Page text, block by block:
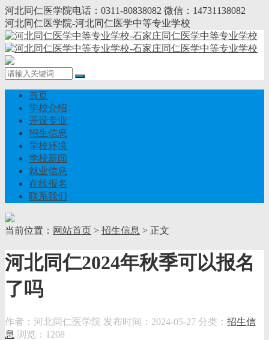
河北同仁医学院电话：0311-80838082 微信：14731138082
河北同仁医学院-河北同仁医学中等专业学校
首页
学校介绍
开设专业
招生信息
学校环境
学校新闻
就业信息
在线报名
联系我们
当前位置： 网站首页 > 招生信息 > 正文
河北同仁2024年秋季可以报名
了吗
作者：河北同仁医学院 发布时间：2024-05-27 分类： 招生信
息 浏览：1208